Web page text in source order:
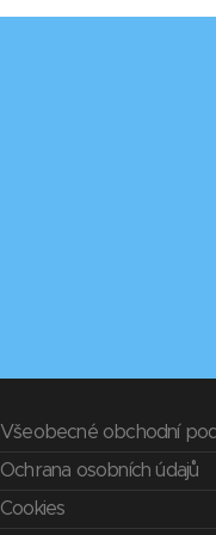
Všeobecné obchodní
Ochrana osobních údajů
Cookies